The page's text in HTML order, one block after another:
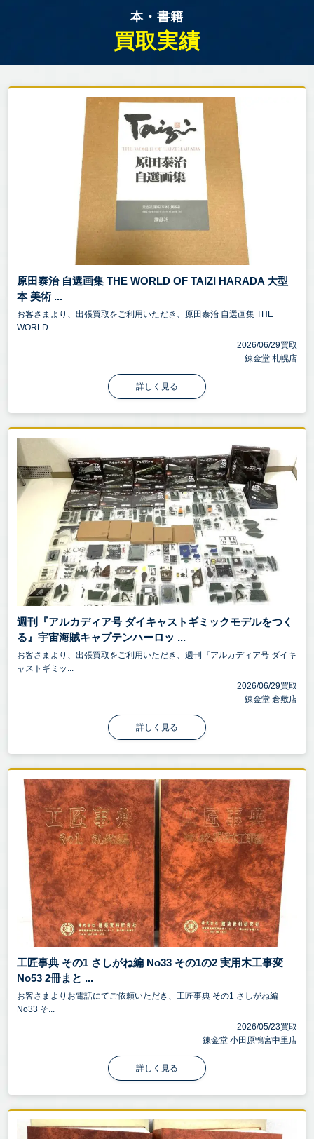
本・書籍
買取実績
原田泰治 自選画集 THE WORLD OF TAIZI HARADA 大型
本 美術 ...
お客さまより、出張買取をご利用いただき、原田泰治 自選画集 THE
WORLD ...
2026/06/29買取
錬金堂 札幌店
詳しく見る
週刊『アルカディア号 ダイキャストギミックモデルをつく
る』宇宙海賊キャプテンハーロッ ...
お客さまより、出張買取をご利用いただき、週刊『アルカディア号 ダイキ
ャストギミッ...
2026/06/29買取
錬金堂 倉敷店
詳しく見る
工匠事典 その1 さしがね編 No33 その1の2 実用木工事変
No53 2冊まと ...
お客さまよりお電話にてご依頼いただき、工匠事典 その1 さしがね編
No33 そ...
2026/05/23買取
錬金堂 小田原鴨宮中里店
詳しく見る